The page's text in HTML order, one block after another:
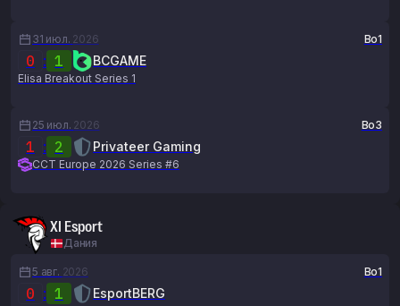
31 июл. 2026 Bo1
0 : 1 BCGAME
Elisa Breakout Series 1
25 июл. 2026 Bo3
1 : 2 Privateer Gaming
CCT Europe 2026 Series #6
XI Esport
Дания
5 авг. 2026 Bo1
0 : 1 EsportBERG